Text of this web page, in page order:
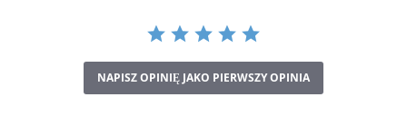
NAPISZ OPINIĘ JAKO PIERWSZY OPINIA